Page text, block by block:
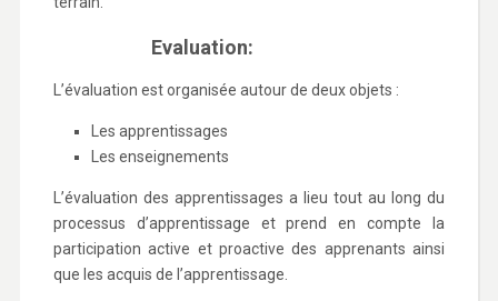
Evaluation:
L’évaluation est organisée autour de deux objets :
Les apprentissages
Les enseignements
L’évaluation des apprentissages a lieu tout au long du
processus d’apprentissage et prend en compte la
participation active et proactive des apprenants ainsi
que les acquis de l’apprentissage.